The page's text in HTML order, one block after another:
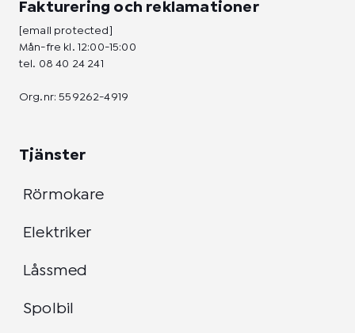
Fakturering och reklamationer
[email protected]
Mån-fre kl. 12:00-15:00
tel. 08 40 24 241
Org.nr: 559262-4919
Tjänster
Rörmokare
Elektriker
Låssmed
Spolbil